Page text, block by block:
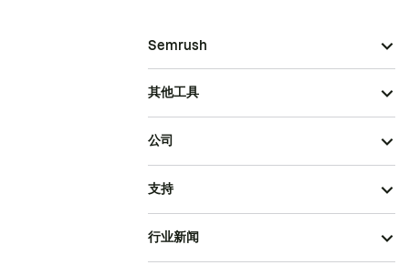
Semrush
其他工具
公司
支持
行业新闻